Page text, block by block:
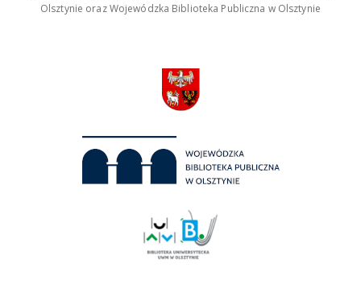
Olsztynie oraz Wojewódzka Biblioteka Publiczna w Olsztynie